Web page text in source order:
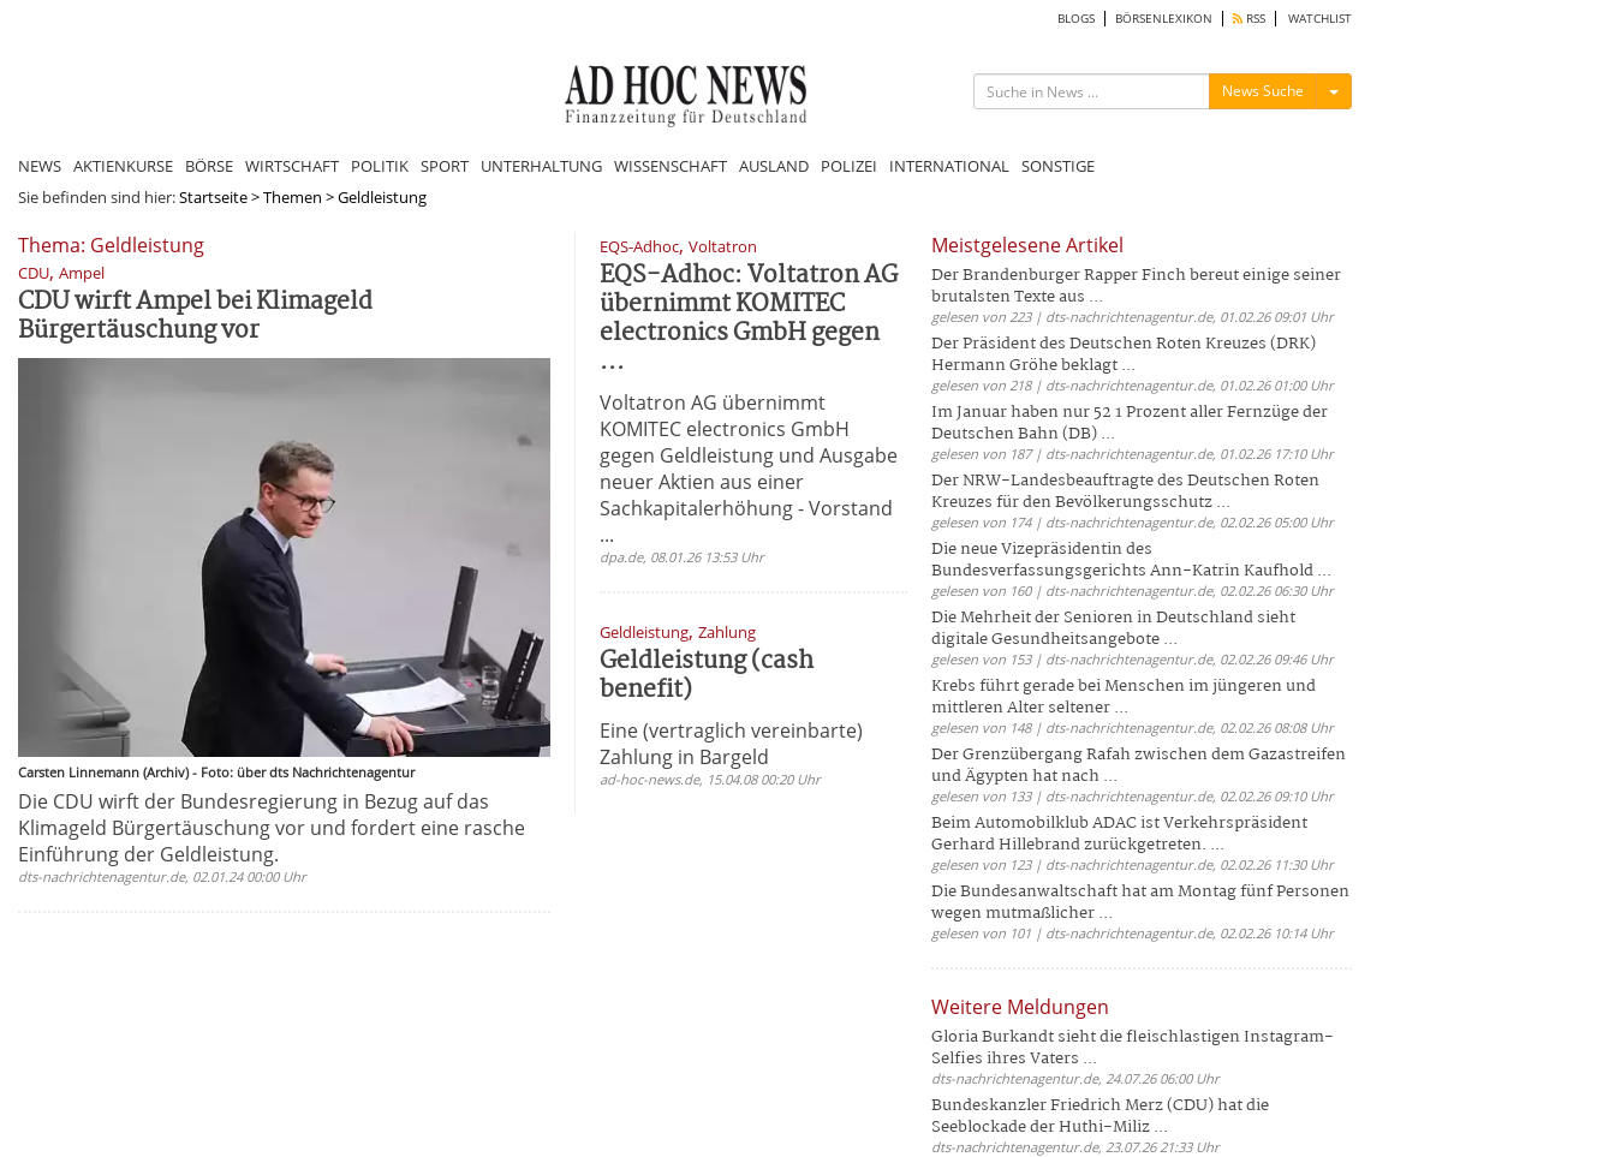
BLOGS BÖRSENLEXIKON RSS WATCHLIST
News Suche Menü ein-/ausblenden
NEWS AKTIENKURSE BÖRSE WIRTSCHAFT POLITIK SPORT UNTERHALTUNG WISSENSCHAFT AUSLAND POLIZEI INTERNATIONAL SONSTIGE
Sie befinden sind hier:Startseite>Themen >Geldleistung
Thema: Geldleistung
CDU, Ampel
CDU wirft Ampel bei Klimageld
Bürgertäuschung vor
Carsten Linnemann (Archiv) - Foto: über dts Nachrichtenagentur
Die CDU wirft der Bundesregierung in Bezug auf das
Klimageld Bürgertäuschung vor und fordert eine rasche
Einführung der Geldleistung.
dts-nachrichtenagentur.de, 02.01.24 00:00 Uhr
EQS-Adhoc, Voltatron
EQS-Adhoc: Voltatron AG
übernimmt KOMITEC
electronics GmbH gegen
...
Voltatron AG übernimmt
KOMITEC electronics GmbH
gegen Geldleistung und Ausgabe
neuer Aktien aus einer
Sachkapitalerhöhung - Vorstand
...
dpa.de, 08.01.26 13:53 Uhr
Geldleistung, Zahlung
Geldleistung (cash
benefit)
Eine (vertraglich vereinbarte)
Zahlung in Bargeld
ad-hoc-news.de, 15.04.08 00:20 Uhr
Meistgelesene Artikel
Der Brandenburger Rapper Finch bereut einige seiner
brutalsten Texte aus ...
gelesen von 223 | dts-nachrichtenagentur.de, 01.02.26 09:01 Uhr
Der Präsident des Deutschen Roten Kreuzes (DRK)
Hermann Gröhe beklagt ...
gelesen von 218 | dts-nachrichtenagentur.de, 01.02.26 01:00 Uhr
Im Januar haben nur 52 1 Prozent aller Fernzüge der
Deutschen Bahn (DB) ...
gelesen von 187 | dts-nachrichtenagentur.de, 01.02.26 17:10 Uhr
Der NRW-Landesbeauftragte des Deutschen Roten
Kreuzes für den Bevölkerungsschutz ...
gelesen von 174 | dts-nachrichtenagentur.de, 02.02.26 05:00 Uhr
Die neue Vizepräsidentin des
Bundesverfassungsgerichts Ann-Katrin Kaufhold ...
gelesen von 160 | dts-nachrichtenagentur.de, 02.02.26 06:30 Uhr
Die Mehrheit der Senioren in Deutschland sieht
digitale Gesundheitsangebote ...
gelesen von 153 | dts-nachrichtenagentur.de, 02.02.26 09:46 Uhr
Krebs führt gerade bei Menschen im jüngeren und
mittleren Alter seltener ...
gelesen von 148 | dts-nachrichtenagentur.de, 02.02.26 08:08 Uhr
Der Grenzübergang Rafah zwischen dem Gazastreifen
und Ägypten hat nach ...
gelesen von 133 | dts-nachrichtenagentur.de, 02.02.26 09:10 Uhr
Beim Automobilklub ADAC ist Verkehrspräsident
Gerhard Hillebrand zurückgetreten. ...
gelesen von 123 | dts-nachrichtenagentur.de, 02.02.26 11:30 Uhr
Die Bundesanwaltschaft hat am Montag fünf Personen
wegen mutmaßlicher ...
gelesen von 101 | dts-nachrichtenagentur.de, 02.02.26 10:14 Uhr
Weitere Meldungen
Gloria Burkandt sieht die fleischlastigen Instagram-
Selfies ihres Vaters ...
dts-nachrichtenagentur.de, 24.07.26 06:00 Uhr
Bundeskanzler Friedrich Merz (CDU) hat die
Seeblockade der Huthi-Miliz ...
dts-nachrichtenagentur.de, 23.07.26 21:33 Uhr